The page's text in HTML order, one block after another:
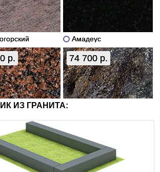
р.
Амадеус
74 700 р.
ИЗ ГРАНИТА: